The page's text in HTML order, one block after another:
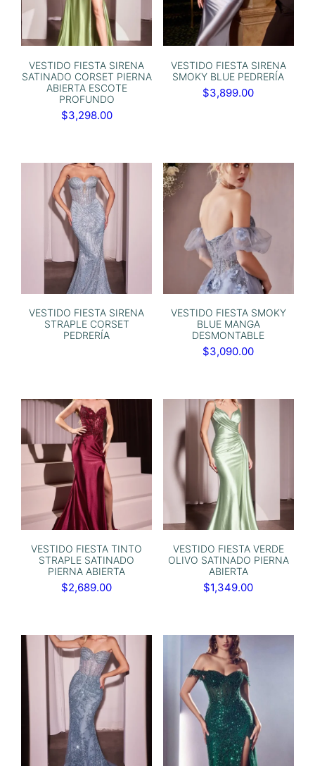
VESTIDO FIESTA SIRENA
SATINADO CORSET PIERNA
ABIERTA ESCOTE
PROFUNDO
$3,298.00
VESTIDO FIESTA SIRENA
SMOKY BLUE PEDRERÍA
$3,899.00
VESTIDO FIESTA SIRENA
STRAPLE CORSET
PEDRERÍA
VESTIDO FIESTA SMOKY
BLUE MANGA
DESMONTABLE
$3,090.00
VESTIDO FIESTA TINTO
STRAPLE SATINADO
PIERNA ABIERTA
$2,689.00
VESTIDO FIESTA VERDE
OLIVO SATINADO PIERNA
ABIERTA
$1,349.00